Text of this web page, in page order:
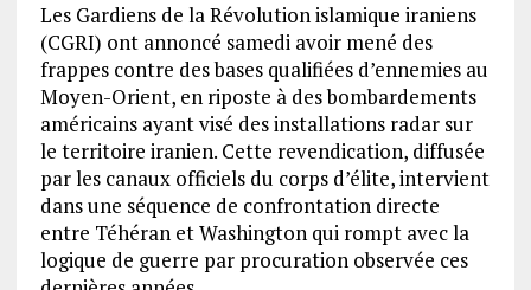
Les Gardiens de la Révolution islamique iraniens
(CGRI) ont annoncé samedi avoir mené des
frappes contre des bases qualifiées d’ennemies au
Moyen-Orient, en riposte à des bombardements
américains ayant visé des installations radar sur
le territoire iranien. Cette revendication, diffusée
par les canaux officiels du corps d’élite, intervient
dans une séquence de confrontation directe
entre Téhéran et Washington qui rompt avec la
logique de guerre par procuration observée ces